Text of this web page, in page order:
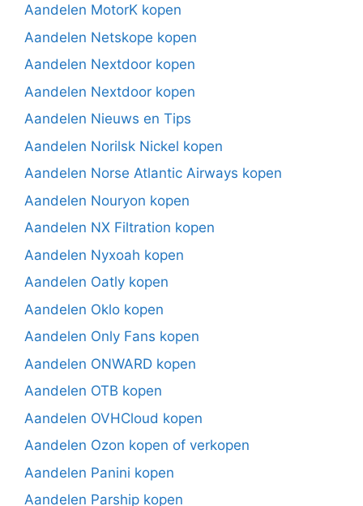
Aandelen MotorK kopen
Aandelen Netskope kopen
Aandelen Nextdoor kopen
Aandelen Nextdoor kopen
Aandelen Nieuws en Tips
Aandelen Norilsk Nickel kopen
Aandelen Norse Atlantic Airways kopen
Aandelen Nouryon kopen
Aandelen NX Filtration kopen
Aandelen Nyxoah kopen
Aandelen Oatly kopen
Aandelen Oklo kopen
Aandelen Only Fans kopen
Aandelen ONWARD kopen
Aandelen OTB kopen
Aandelen OVHCloud kopen
Aandelen Ozon kopen of verkopen
Aandelen Panini kopen
Aandelen Parship kopen